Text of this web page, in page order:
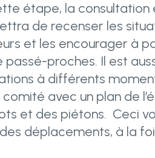
étape, la consultation
de recenser les
et les encourager à
proches. Il est
à différents
avec un plan de
et des piétons. Ceci
déplacements, à la